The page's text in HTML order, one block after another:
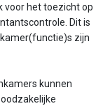
voor het toezicht op
Dit is
zijn
kunnen